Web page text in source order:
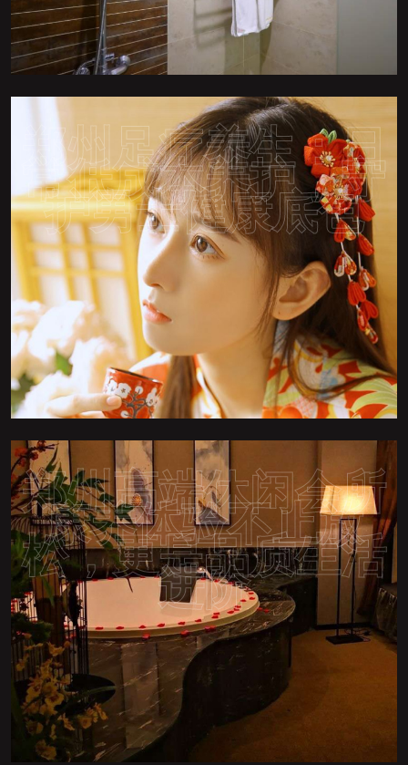
郑州足疗养生：日
常低成本养护，守
护男士健康底色
郑州高端休闲会所
康养体验不止放
松，更是品质生活
进阶